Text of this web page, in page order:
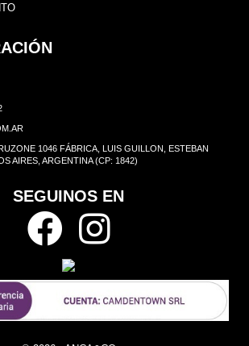
1046 FÁBRICA, LUIS GUILLON, ESTEBAN
AIRES, ARGENTINA (CP: 1842)
SEGUINOS EN